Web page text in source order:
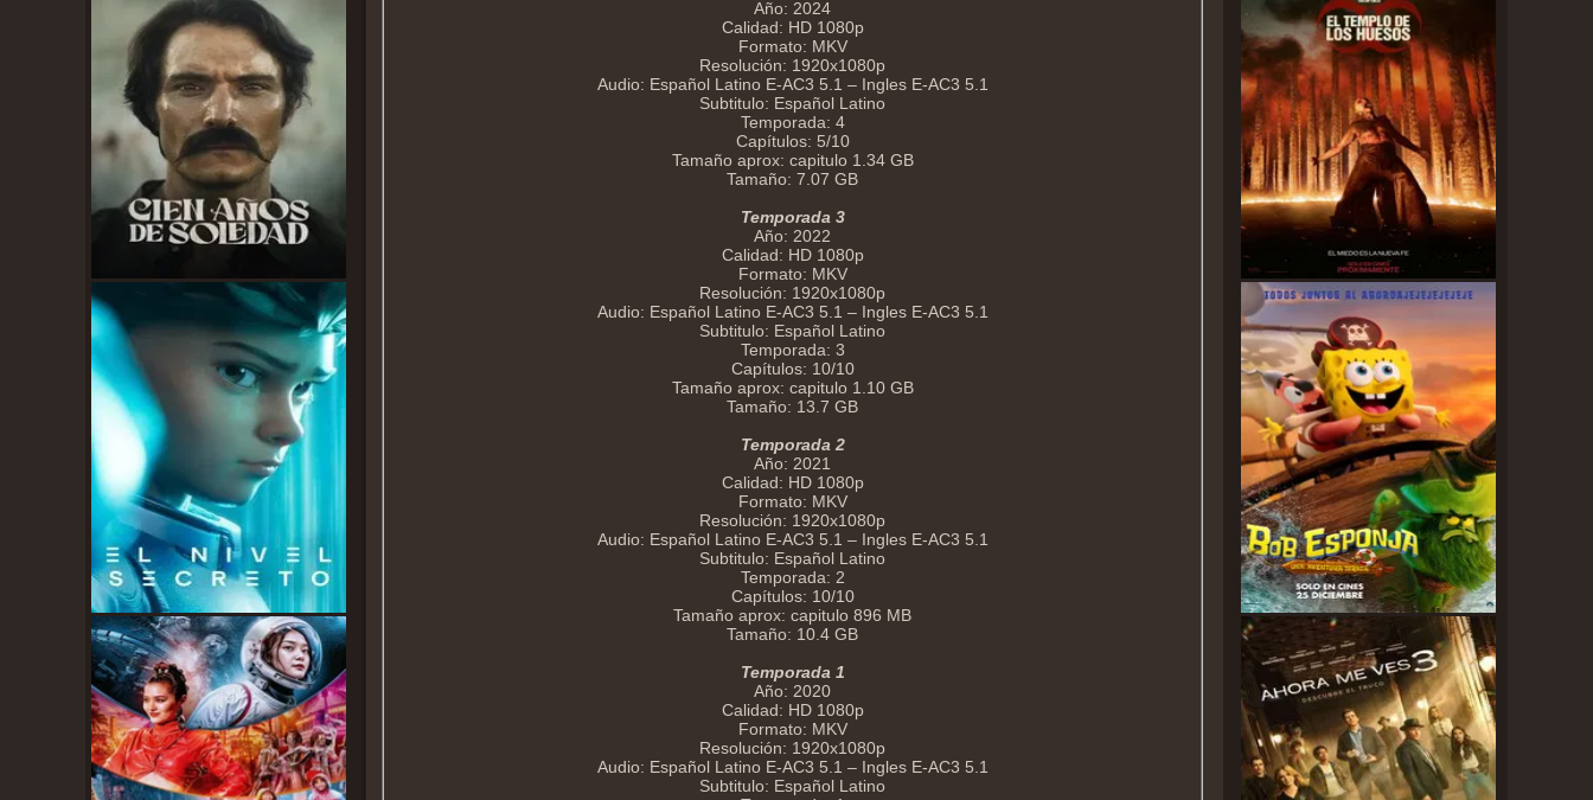
Año: 2024
Calidad: HD 1080p
Formato: MKV
Resolución: 1920x1080p
Audio: Español Latino E-AC3 5.1 – Ingles E-AC3 5.1
Subtitulo: Español Latino
Temporada: 4
Capítulos: 5/10
Tamaño aprox: capitulo 1.34 GB
Tamaño: 7.07 GB
Temporada 3
Año: 2022
Calidad: HD 1080p
Formato: MKV
Resolución: 1920x1080p
Audio: Español Latino E-AC3 5.1 – Ingles E-AC3 5.1
Subtitulo: Español Latino
Temporada: 3
Capítulos: 10/10
Tamaño aprox: capitulo 1.10 GB
Tamaño: 13.7 GB
Temporada 2
Año: 2021
Calidad: HD 1080p
Formato: MKV
Resolución: 1920x1080p
Audio: Español Latino E-AC3 5.1 – Ingles E-AC3 5.1
Subtitulo: Español Latino
Temporada: 2
Capítulos: 10/10
Tamaño aprox: capitulo 896 MB
Tamaño: 10.4 GB
Temporada 1
Año: 2020
Calidad: HD 1080p
Formato: MKV
Resolución: 1920x1080p
Audio: Español Latino E-AC3 5.1 – Ingles E-AC3 5.1
Subtitulo: Español Latino